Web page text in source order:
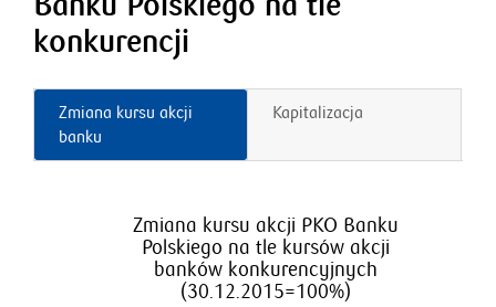
konkurencji
Zmiana kursu akcji
banku
Kapitalizacja
Zmiana kursu akcji PKO Banku
Polskiego na tle kursów akcji
banków konkurencyjnych
(30.12.2015=100%)